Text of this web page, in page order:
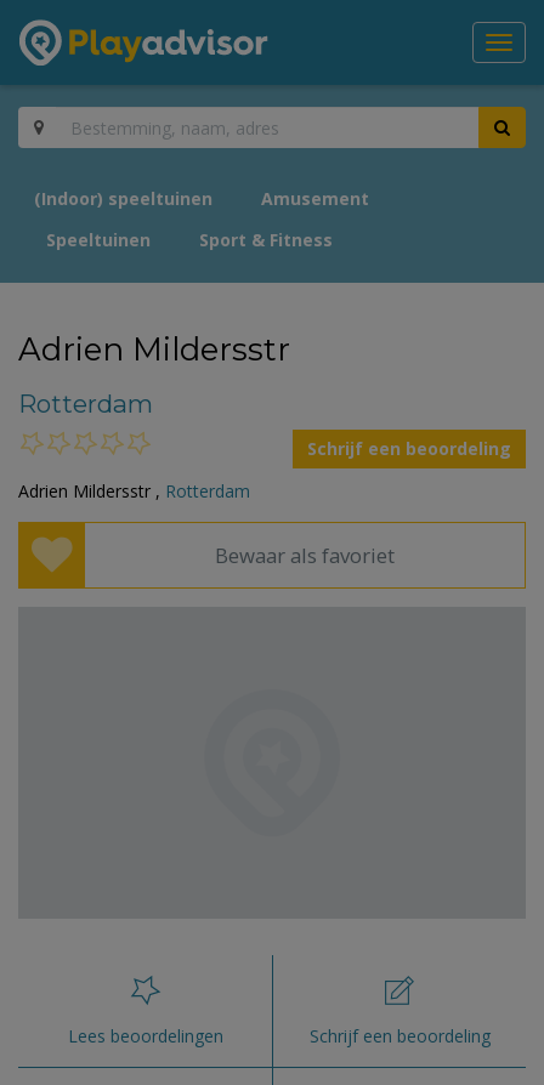
(Indoor) speeltuinen
Amusement
Speeltuinen
Sport & Fitness
Adrien Mildersstr
Rotterdam
Schrijf een beoordeling
Adrien Mildersstr , Rotterdam
Bewaar als favoriet
Lees beoordelingen Schrijf een beoordeling